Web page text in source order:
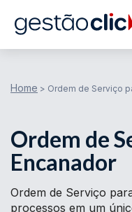
Home > Ordem de Serviço
Ordem de
Encanador
Ordem de Serviço
processos em um